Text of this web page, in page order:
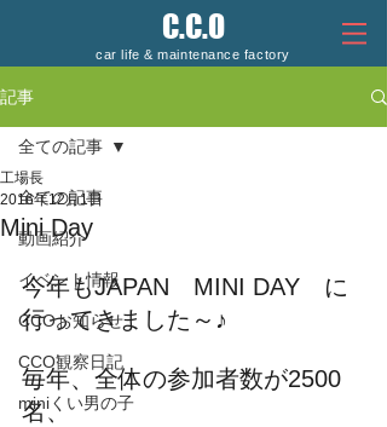
C.C.O
car life & maintenance factory
記事
全ての記事
動画紹介
イベント情報
CCOお知らせ
CCO観察日記
miniくい男の子
全ての記事
Mini Day
工場長
2016年12月1日
今年もJAPAN　MINI DAY　に
行ってきました～♪
毎年、全体の参加者数が2500
名、